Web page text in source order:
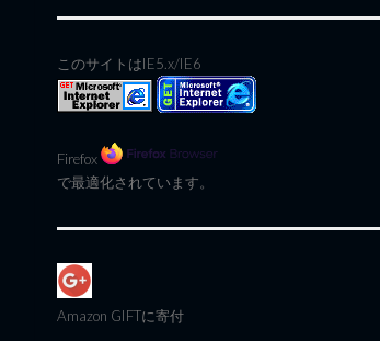
このサイトはIE5.x/IE6
Firefox
で最適化されています。
Amazon GIFTに寄付